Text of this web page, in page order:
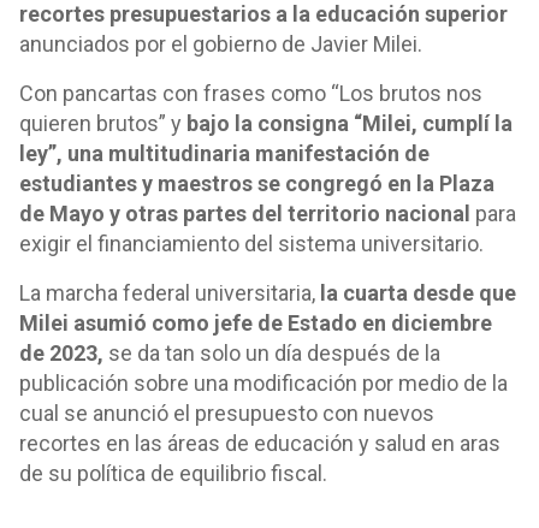
recortes presupuestarios a la educación superior
anunciados por el gobierno de Javier Milei.
Con pancartas con frases como “Los brutos nos
quieren brutos” y bajo la consigna “Milei, cumplí la
ley”, una multitudinaria manifestación de
estudiantes y maestros se congregó en la Plaza
de Mayo y otras partes del territorio nacional para
exigir el financiamiento del sistema universitario.
La marcha federal universitaria, la cuarta desde que
Milei asumió como jefe de Estado en diciembre
de 2023, se da tan solo un día después de la
publicación sobre una modificación por medio de la
cual se anunció el presupuesto con nuevos
recortes en las áreas de educación y salud en aras
de su política de equilibrio fiscal.